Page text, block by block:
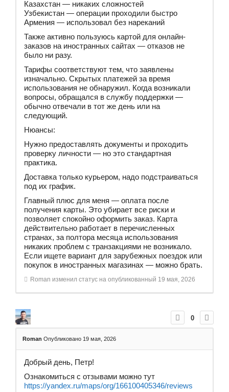
Казахстан — никаких сложностей
Узбекистан — операции проходили быстро
Армения — использовал без нареканий
Также активно пользуюсь картой для онлайн-
заказов на иностранных сайтах — отказов не
было ни разу.
Тарифы соответствуют тем, что заявлены
изначально. Скрытых платежей за время
использования не обнаружил. Когда возникали
вопросы, обращался в службу поддержки —
обычно отвечали в тот же день или на
следующий.
Нюансы:
Нужно предоставлять документы и проходить
проверку личности — но это стандартная
практика.
Доставка только курьером, надо подстраиваться
под их график.
Главный плюс для меня — оплата после
получения карты. Это убирает все риски и
позволяет спокойно оформить заказ. Карта
действительно работает в перечисленных
странах, за полтора месяца использования
никаких проблем с транзакциями не возникало.
Если ищете вариант для зарубежных поездок или
покупок в иностранных магазинах — можно брать.
Roman изменил статус на опубликованный 19 мая, 2026
0
Roman Опубликовано 19 мая, 2026
Добрый день, Петр!
Ознакомиться с отзывами можно тут
https://yandex.ru/maps/org/166100405346/reviews